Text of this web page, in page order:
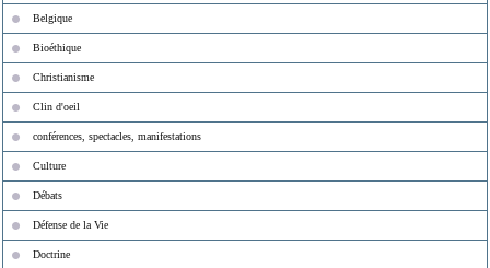
Belgique
Bioéthique
Christianisme
Clin d'oeil
conférences, spectacles, manifestations
Culture
Débats
Défense de la Vie
Doctrine